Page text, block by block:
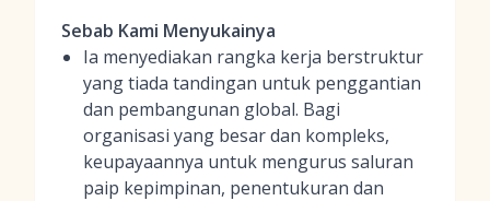
Sebab Kami Menyukainya
Ia menyediakan rangka kerja berstruktur
yang tiada tandingan untuk penggantian
dan pembangunan global. Bagi
organisasi yang besar dan kompleks,
keupayaannya untuk mengurus saluran
paip kepimpinan, penentukuran dan